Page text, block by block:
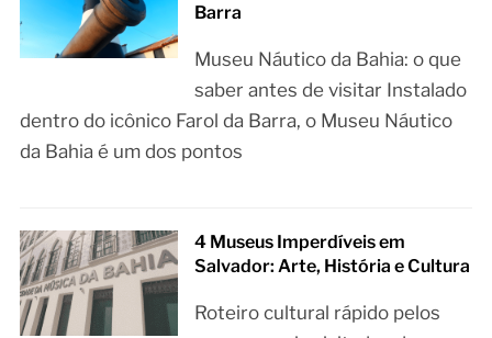
Barra
Museu Náutico da Bahia: o que
saber antes de visitar Instalado
dentro do icônico Farol da Barra, o Museu Náutico
da Bahia é um dos pontos
4 Museus Imperdíveis em
Salvador: Arte, História e Cultura
Roteiro cultural rápido pelos